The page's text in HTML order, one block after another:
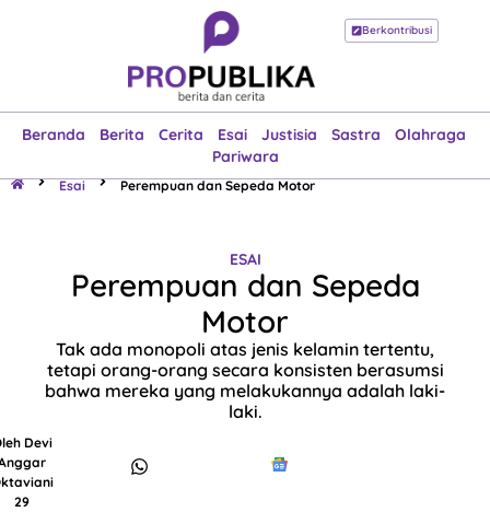
Berkontribusi
Beranda Berita Cerita Esai Justisia Sastra
Olahraga
Pariwara
Beranda
Esai
Justisia
Sastra
Olahraga
Pariwara
Esai Perempuan dan Sepeda Motor
ESAI
Perempuan dan Sepeda
Motor
Tak ada monopoli atas jenis kelamin tertentu,
tetapi orang-orang secara konsisten berasumsi
bahwa mereka yang melakukannya adalah laki-
laki.
Devi
29